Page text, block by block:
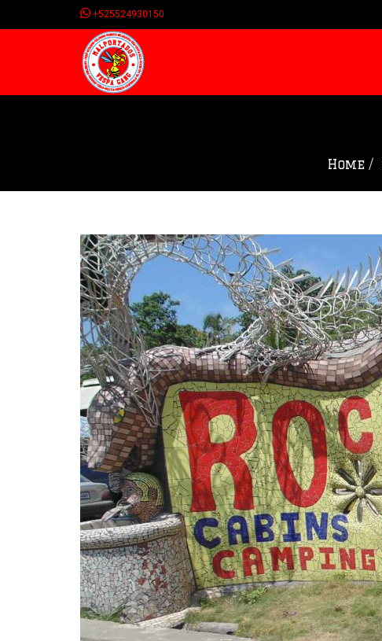
+525524930150
Home